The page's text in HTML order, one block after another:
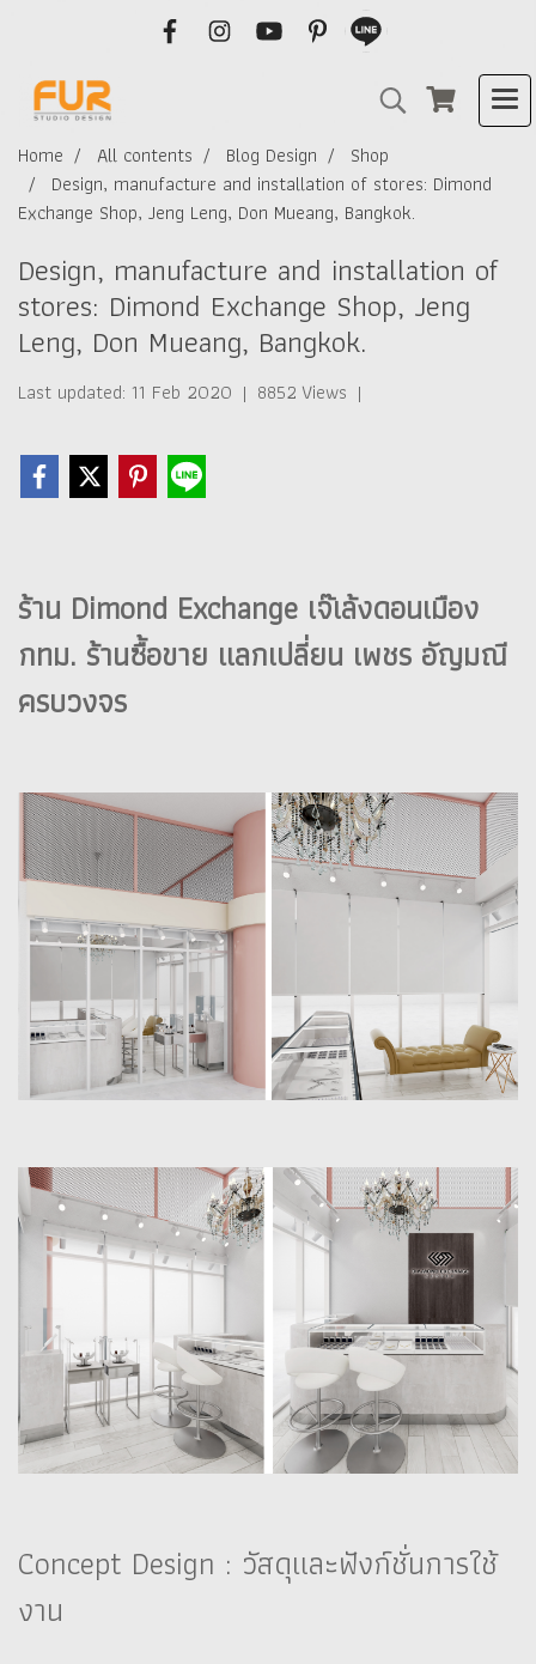
Home All contents Blog Design
Shop
Design, manufacture and installation of stores: Dimond
Exchange Shop, Jeng Leng, Don Mueang, Bangkok.
Design, manufacture and installation of
stores: Dimond Exchange Shop, Jeng
Leng, Don Mueang, Bangkok.
Last updated: 11 Feb 2020 | 8852 Views |
ร้าน Dimond Exchange เจ๊เล้งดอนเมือง
กทม. ร้านซื้อขาย แลกเปลี่ยน เพชร อัญมณี
ครบวงจร
Concept Design : วัสดุและฟังก์ชั่นการใช้
งาน